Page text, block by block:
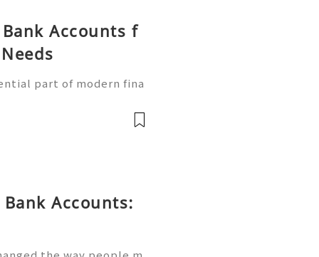
Accounts f
part of modern fina
their finances thr
Accounts: